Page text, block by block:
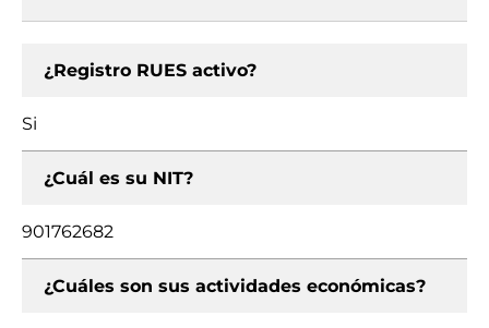
¿Registro RUES activo?
Si
¿Cuál es su NIT?
901762682
¿Cuáles son sus actividades económicas?